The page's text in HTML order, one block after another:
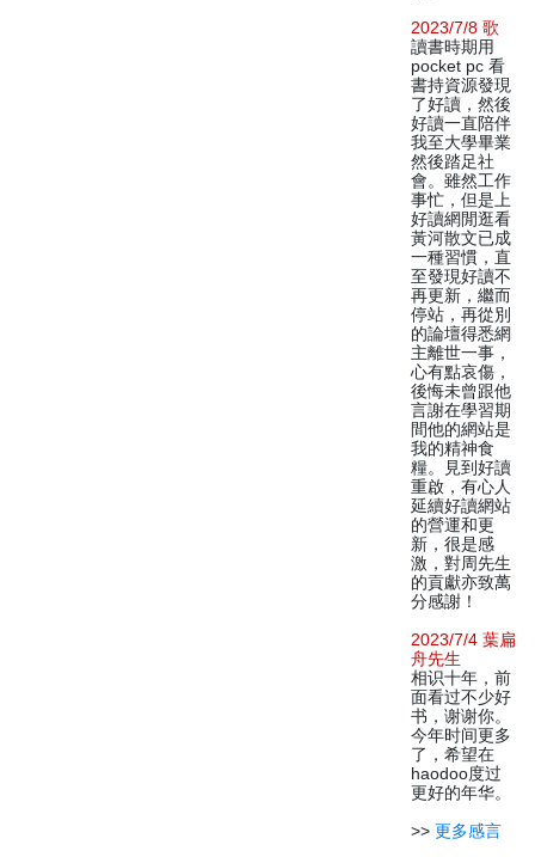
2023/7/8 歌
讀書時期用
pocket pc 看
書持資源發現
了好讀，然後
好讀一直陪伴
我至大學畢業
然後踏足社
會。雖然工作
事忙，但是上
好讀網閒逛看
黃河散文已成
一種習慣，直
至發現好讀不
再更新，繼而
停站，再從別
的論壇得悉網
主離世一事，
心有點哀傷，
後悔未曾跟他
言謝在學習期
間他的網站是
我的精神食
糧。見到好讀
重啟，有心人
延續好讀網站
的營運和更
新，很是感
激，對周先生
的貢獻亦致萬
分感謝！
2023/7/4 葉扁
舟先生
相识十年，前
面看过不少好
书，谢谢你。
今年时间更多
了，希望在
haodoo度过
更好的年华。
>> 更多感言